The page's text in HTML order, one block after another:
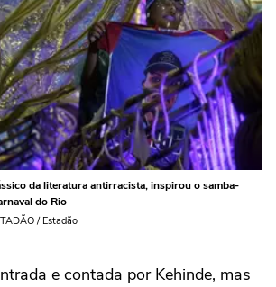
da literatura antirracista, inspirou o samba-
do Rio
/ Estadão
e contada por Kehinde, mas